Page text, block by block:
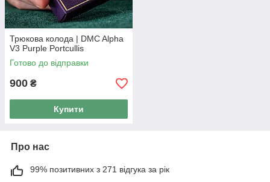
Трюкова колода | DMC Alpha
V3 Purple Portcullis
Готово до відправки
900 ₴
Купити
Про нас
99% позитивних з 271 відгука за рік